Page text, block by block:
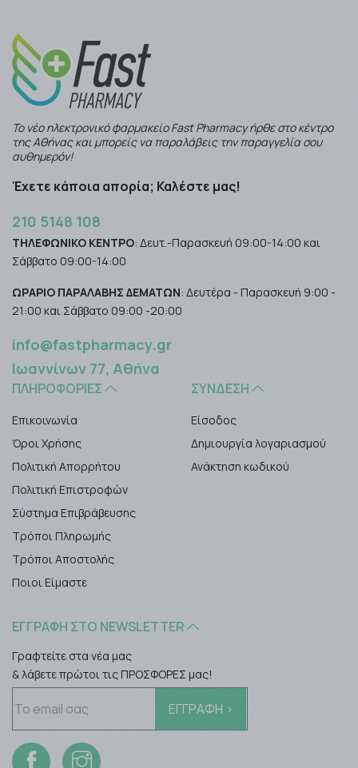
Το νέο ηλεκτρονικό φαρμακείο Fast Pharmacy ήρθε στο κέντρο
της Αθήνας και μπορείς να παραλάβεις την παραγγελία σου
αυθημερόν!
Έχετε κάποια απορία; Καλέστε μας!
210 5148 108
ΤΗΛΕΦΩΝΙΚΟ ΚΕΝΤΡΟ: Δευτ.-Παρασκευή 09:00-14:00 και
Σάββατο 09:00-14:00
ΩΡΑΡΙΟ ΠΑΡΑΛΑΒΗΣ ΔΕΜΑΤΩΝ: Δευτέρα - Παρασκευή 9:00 -
21:00 και Σάββατο 09:00 -20:00
info@fastpharmacy.gr
Ιωαννίνων 77, Αθήνα
ΠΛΗΡΟΦΟΡΊΕΣ
Επικοινωνία
Όροι Χρήσης
Πολιτική Απορρήτου
Πολιτική Επιστροφών
Σύστημα Επιβράβευσης
Τρόποι Πληρωμής
Τρόποι Αποστολής
Ποιοι Είμαστε
ΣΎΝΔΕΣΗ
Είσοδος
Δημιουργία λογαριασμού
Ανάκτηση κωδικού
ΕΓΓΡΑΦΉ ΣΤΟ NEWSLETTER
Γραφτείτε στα νέα μας
& λάβετε πρώτοι τις ΠΡΟΣΦΟΡΕΣ μας!